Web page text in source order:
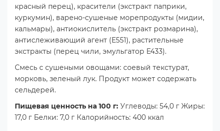
красный перец), красители (экстракт паприки,
куркумин), варено-сушеные морепродукты (мидии,
кальмары), антиокислитель (экстракт розмарина),
антислеживающий агент (Е551), растительные
экстракты (перец чили, эмульгатор Е433).
Смесь с сушеными овощами: соевый текстурат,
морковь, зеленый лук. Продукт может содержать
сельдерей.
Пищевая ценность на 100 г: Углеводы: 54,0 г Жиры:
17,0 г Белки: 7,0 г Калорийность: 400 ккал